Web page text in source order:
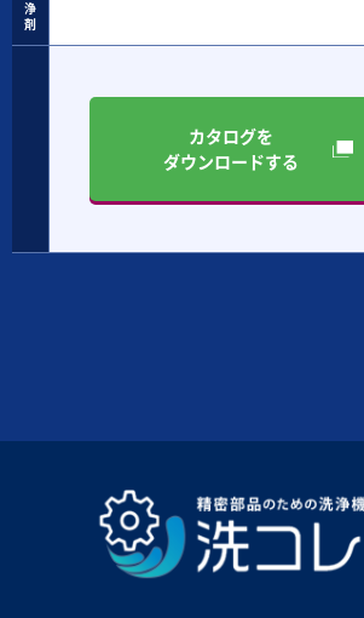
浄
剤
カタログを
ダウンロードする